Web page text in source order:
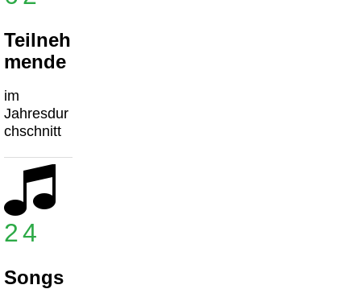
Teilneh
mende
im
Jahresdur
chschnitt
24
Songs